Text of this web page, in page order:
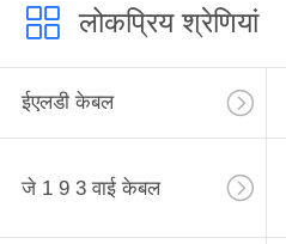
लोकप्रिय श्रेणियां
ईएलडी केबल
जे 1 9 3 वाई केबल